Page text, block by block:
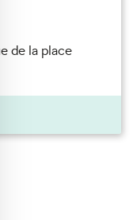
de la place